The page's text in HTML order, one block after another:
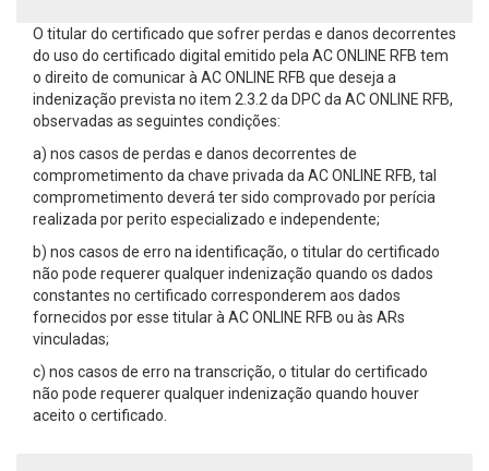
O titular do certificado que sofrer perdas e danos decorrentes
do uso do certificado digital emitido pela AC ONLINE RFB tem
o direito de comunicar à AC ONLINE RFB que deseja a
indenização prevista no item 2.3.2 da DPC da AC ONLINE RFB,
observadas as seguintes condições:
a) nos casos de perdas e danos decorrentes de
comprometimento da chave privada da AC ONLINE RFB, tal
comprometimento deverá ter sido comprovado por perícia
realizada por perito especializado e independente;
b) nos casos de erro na identificação, o titular do certificado
não pode requerer qualquer indenização quando os dados
constantes no certificado corresponderem aos dados
fornecidos por esse titular à AC ONLINE RFB ou às ARs
vinculadas;
c) nos casos de erro na transcrição, o titular do certificado
não pode requerer qualquer indenização quando houver
aceito o certificado.